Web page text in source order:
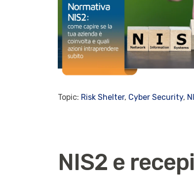
Topic: Risk Shelter, Cyber Security,
NIS2 e